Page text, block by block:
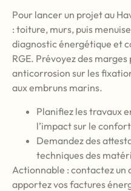
Pour lancer un projet au
: toiture, murs, puis
diagnostic énergétique et
RGE. Prévoyez des
anticorrosion sur les
aux embruns marins.
Planifiez les travaux
l’impact sur le
Demandez des
techniques des
Actionnable : contactez un
apportez vos factures